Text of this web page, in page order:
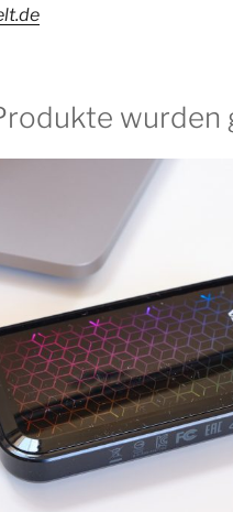
wurden